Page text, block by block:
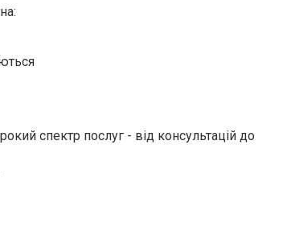
спектр послуг - від консультацій до